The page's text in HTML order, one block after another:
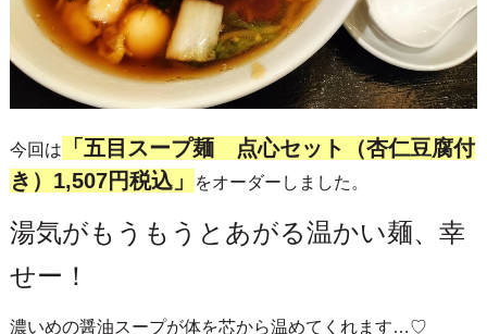
今回は
「五目スープ麺 点心セット（杏仁豆腐付
き）1,507円税込」
をオーダーしました。
湯気がもうもうとあがる温かい麺、幸
せー！
濃いめの醤油スープが体を芯から温めてくれます…♡